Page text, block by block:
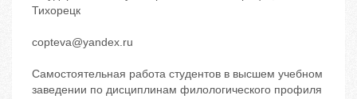
Тихорецк
copteva@yandex.ru
Самостоятельная работа студентов в высшем учебном
заведении по дисциплинам филологического профиля